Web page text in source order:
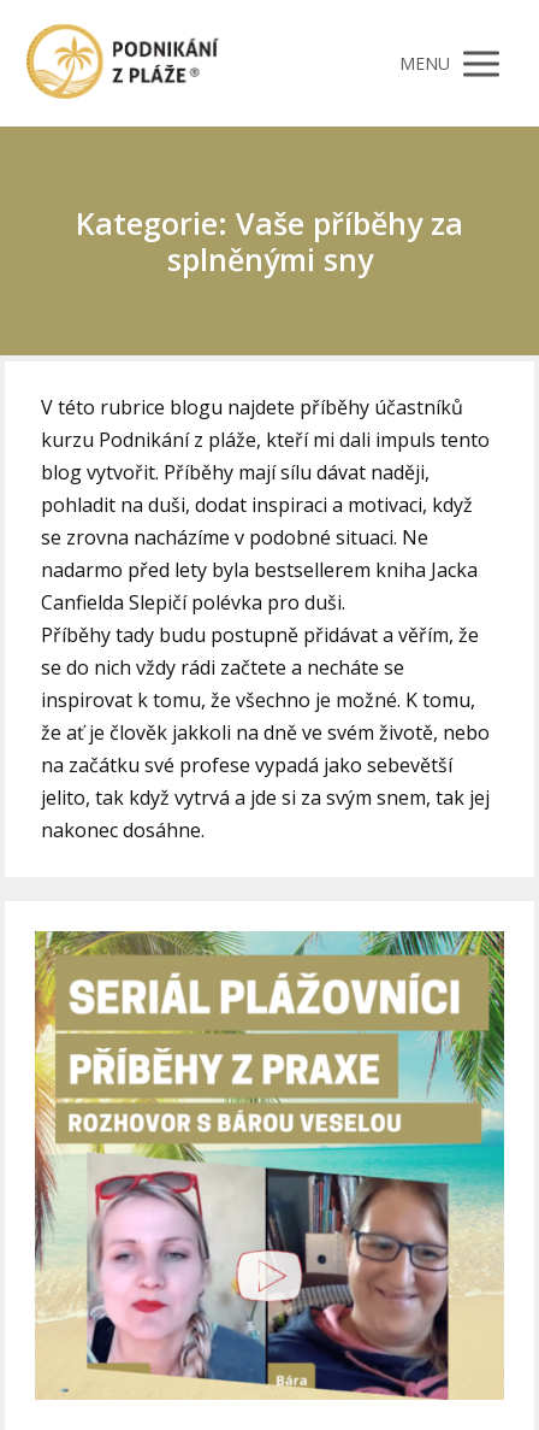
MENU
Kategorie: Vaše příběhy za
splněnými sny
V této rubrice blogu najdete příběhy účastníků
kurzu Podnikání z pláže, kteří mi dali impuls tento
blog vytvořit. Příběhy mají sílu dávat naději,
pohladit na duši, dodat inspiraci a motivaci, když
se zrovna nacházíme v podobné situaci. Ne
nadarmo před lety byla bestsellerem kniha Jacka
Canfielda Slepičí polévka pro duši.
Příběhy tady budu postupně přidávat a věřím, že
se do nich vždy rádi začtete a necháte se
inspirovat k tomu, že všechno je možné. K tomu,
že ať je člověk jakkoli na dně ve svém životě, nebo
na začátku své profese vypadá jako sebevětší
jelito, tak když vytrvá a jde si za svým snem, tak jej
nakonec dosáhne.